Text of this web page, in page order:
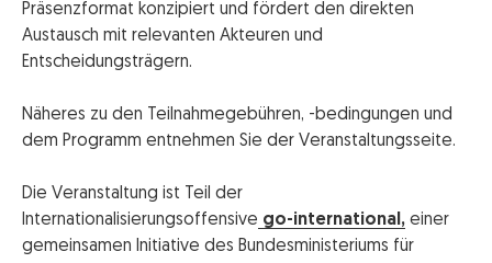
Präsenzformat konzipiert und fördert den direkten
Austausch mit relevanten Akteuren und
Entscheidungsträgern.
Näheres zu den Teilnahmegebühren, -bedingungen und
dem Programm entnehmen Sie der Veranstaltungsseite.
Die Veranstaltung ist Teil der
Internationalisierungsoffensive go-international, einer
gemeinsamen Initiative des Bundesministeriums für